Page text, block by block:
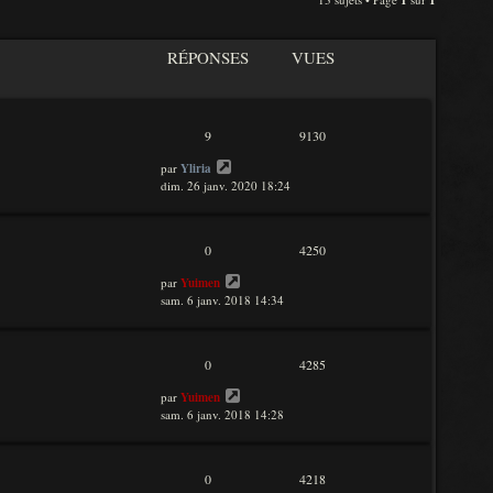
e
r
m
RÉPONSES
VUES
9 9130
par Yliria
dim. 26 janv. 2020 18:24
0 4250
par Yuimen
sam. 6 janv. 2018 14:34
0 4285
par Yuimen
sam. 6 janv. 2018 14:28
0 4218